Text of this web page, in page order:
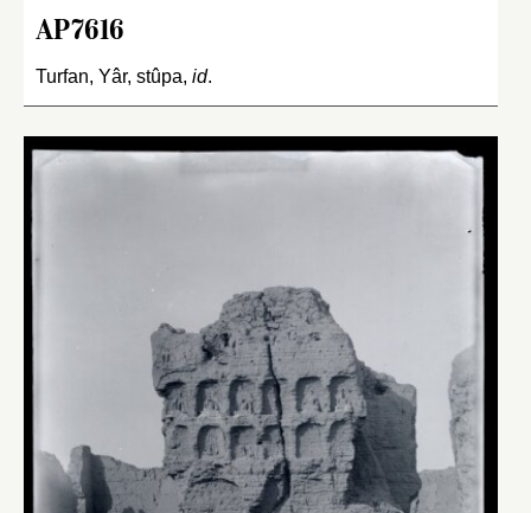
AP7616
Turfan, Yâr, stûpa, id.